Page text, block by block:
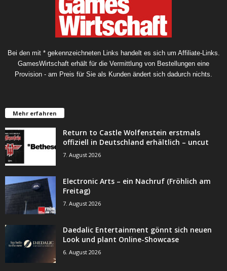
Bei den mit * gekennzeichneten Links handelt es sich um Affiliate-Links.
GamesWirtschaft erhält für die Vermittlung von Bestellungen eine
Provision - am Preis für Sie als Kunden ändert sich dadurch nichts.
Mehr erfahren
Return to Castle Wolfenstein erstmals
offiziell in Deutschland erhältlich – uncut
7. August 2026
Electronic Arts – ein Nachruf (Fröhlich am
Freitag)
7. August 2026
Daedalic Entertainment gönnt sich neuen
Look und plant Online-Showcase
6. August 2026